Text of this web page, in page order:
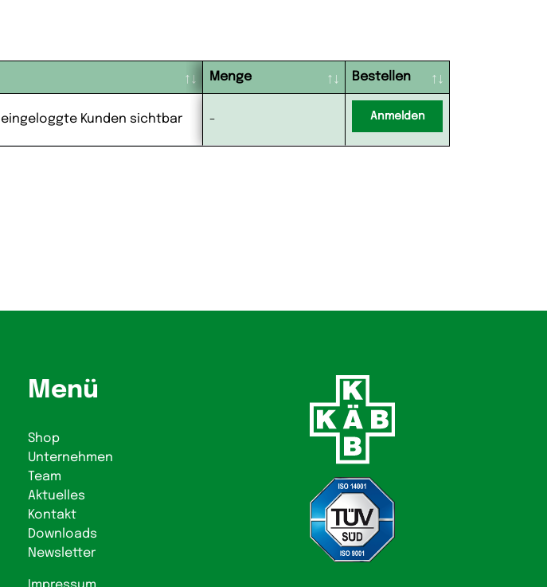
Menge Bestellen
eingeloggte Kunden sichtbar - Anmelden
Menü
Shop
Unternehmen
Team
Aktuelles
Kontakt
Downloads
Newsletter